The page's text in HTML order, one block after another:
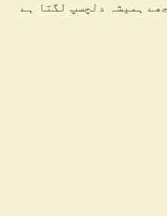
ہمیشہ دلچسپ لگتا ہے